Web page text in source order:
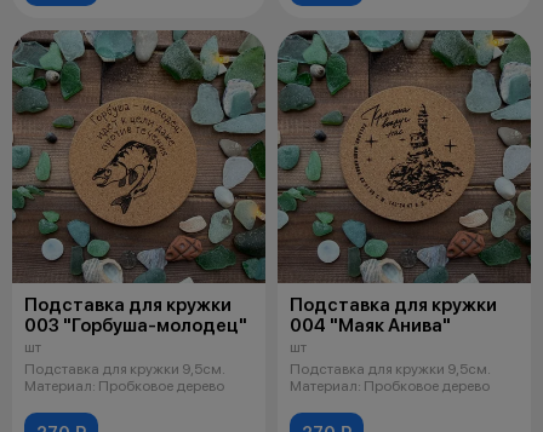
Подставка для кружки
003 "Горбуша-молодец"
шт
Подставка для кружки 9,5см.
Материал: Пробковое дерево
Подставка для кружки
004 "Маяк Анива"
шт
Подставка для кружки 9,5см.
Материал: Пробковое дерево